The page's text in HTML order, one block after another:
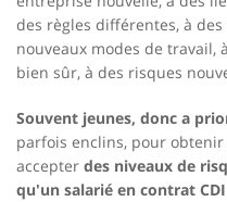
des règles différentes, à
nouveaux modes de travail,
bien sûr, à des risques
Souvent jeunes, donc a
parfois enclins, pour
accepter des niveaux de
qu'un salarié en contrat